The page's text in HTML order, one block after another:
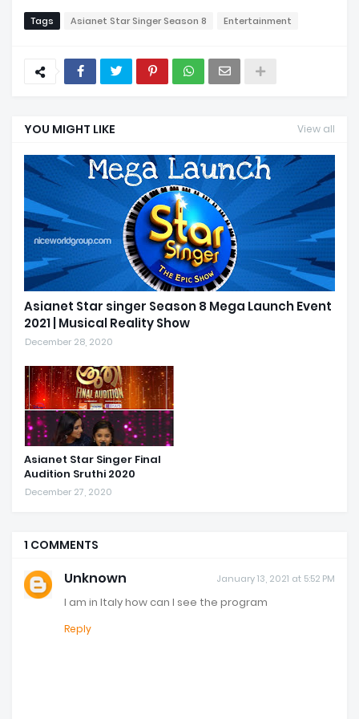
Tags Asianet Star Singer Season 8 Entertainment
YOU MIGHT LIKE View all
Asianet Star singer Season 8 Mega Launch Event
2021 | Musical Reality Show
December 28, 2020
Asianet Star Singer Final
Audition Sruthi 2020
December 27, 2020
1 COMMENTS
Unknown January 13, 2021 at 5:52 PM
I am in Italy how can I see the program
Reply